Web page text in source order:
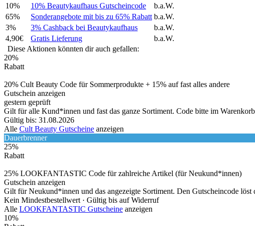
10%
10% Beautykaufhaus Gutscheincode
b.a.W.
65%
Sonderangebote mit bis zu 65% Rabatt b.a.W.
3%
3% Cashback bei Beautykaufhaus
b.a.W.
4,90€
Gratis Lieferung
b.a.W.
Diese Aktionen könnten dir auch gefallen:
20%
Rabatt
20% Cult Beauty Code für Sommerprodukte + 15% auf fast alles andere
Gutschein anzeigen
gestern geprüft
Gilt für alle Kund*innen und fast das ganze Sortiment. Code bitte im
Gültig bis: 31.08.2026
Alle Cult Beauty Gutscheine anzeigen
Dauerbrenner
25%
Rabatt
25% LOOKFANTASTIC Code für zahlreiche Artikel (für Neukund*innen)
Gutschein anzeigen
Gilt für Neukund*innen und das angezeigte Sortiment. Den Gutscheincode
Kein Mindestbestellwert · Gültig bis auf Widerruf
Alle LOOKFANTASTIC Gutscheine anzeigen
10%